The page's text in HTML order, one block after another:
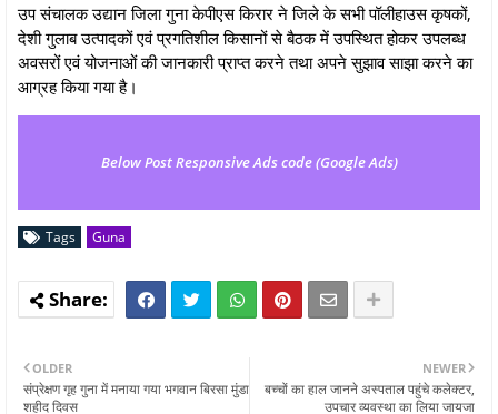
उप संचालक उद्यान जिला गुना केपीएस किरार ने जिले के सभी पॉलीहाउस कृषकों,
देशी गुलाब उत्पादकों एवं प्रगतिशील किसानों से बैठक में उपस्थित होकर उपलब्ध
अवसरों एवं योजनाओं की जानकारी प्राप्त करने तथा अपने सुझाव साझा करने का
आग्रह किया गया है।
Below Post Responsive Ads code (Google Ads)
Tags Guna
NEWER
बच्चों का हाल जानने अस्पताल पहुंचे कलेक्टर,
उपचार व्यवस्था का लिया जायजा
OLDER
संप्रेक्षण गृह गुना में मनाया गया भगवान बिरसा मुंडा
शहीद दिवस